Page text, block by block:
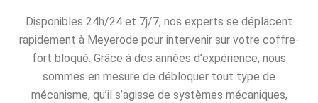
Disponibles 24h/24 et 7j/7, nos experts se déplacent
rapidement à Meyerode pour intervenir sur votre coffre-
fort bloqué. Grâce à des années d’expérience, nous
sommes en mesure de débloquer tout type de
mécanisme, qu’il s’agisse de systèmes mécaniques,